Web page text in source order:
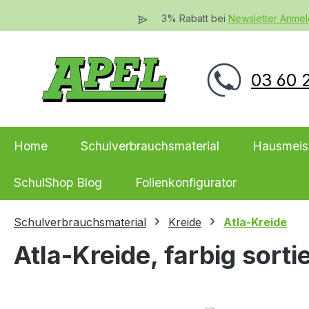
Zur Hauptnavigation springen3% Rabatt bei Newsletter
03 60
Home Schulverbrauchsmaterial
SchulShop Blog Folienkonfigurator
Schulverbrauchsmaterial Kreide Atla-Kreide
Atla-Kreide, farbig